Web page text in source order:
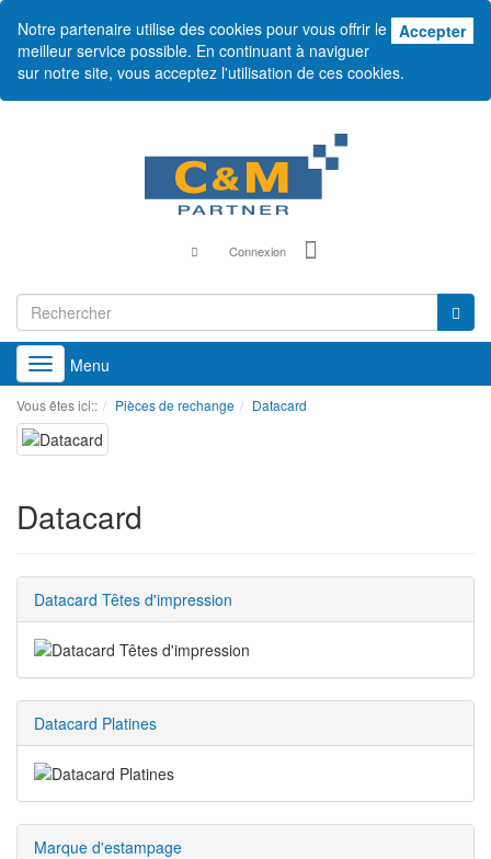
Accepter
Notre partenaire utilise des cookies pour vous offrir le
meilleur service possible. En continuant à naviguer
sur notre site, vous acceptez l'utilisation de ces cookies.
Connexion
Toggle
navigation
Menu
Vous êtes ici:: Pièces de rechange Datacard
Datacard
Datacard Têtes d'impression
Datacard Platines
Marque d'estampage